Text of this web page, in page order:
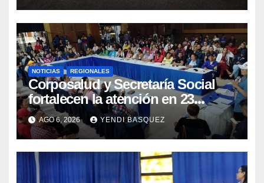
NOTICIAS REGIONALES
Corposalud y Secretaría Social
fortalecen la atención en 23
municipios
AGO 6, 2026 YENDI BASQUEZ